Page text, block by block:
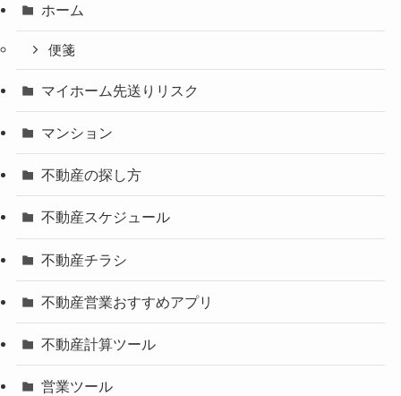
ホーム
便箋
マイホーム先送りリスク
マンション
不動産の探し方
不動産スケジュール
不動産チラシ
不動産営業おすすめアプリ
不動産計算ツール
営業ツール